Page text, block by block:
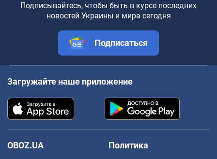
Подписывайтесь, чтобы быть в курсе последних
новостей Украины и мира сегодня
Подписаться
Загружайте наше приложение
OBOZ.UA
Политика